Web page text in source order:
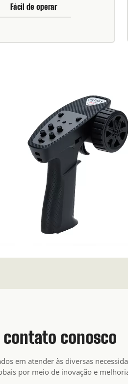
Fácil de operar
conosco
em atender às diversas
por meio de inovação e